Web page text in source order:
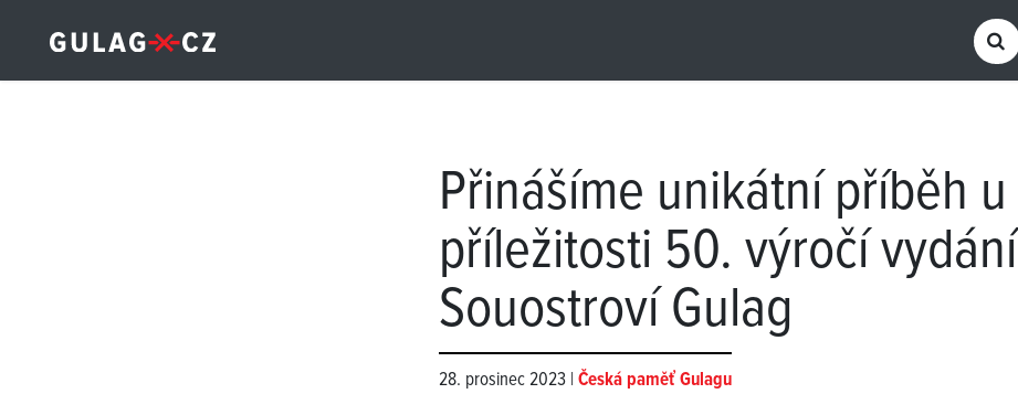
Přinášíme unikátní příběh u
příležitosti 50. výročí vydání
Souostroví Gulag
28. prosinec 2023 | Česká paměť Gulagu